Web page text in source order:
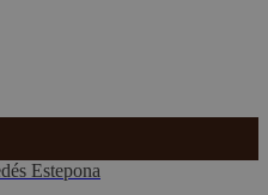
Estepona